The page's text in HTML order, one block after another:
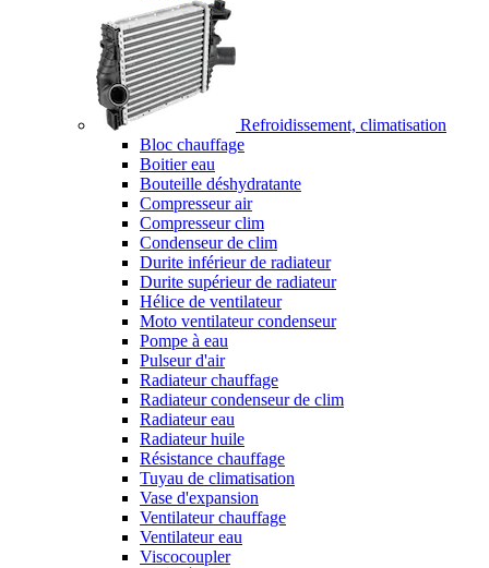
Refroidissement, climatisation
Bloc chauffage
Boitier eau
Bouteille déshydratante
Compresseur air
Compresseur clim
Condenseur de clim
Durite inférieur de radiateur
Durite supérieur de radiateur
Hélice de ventilateur
Moto ventilateur condenseur
Pompe à eau
Pulseur d'air
Radiateur chauffage
Radiateur condenseur de clim
Radiateur eau
Radiateur huile
Résistance chauffage
Tuyau de climatisation
Vase d'expansion
Ventilateur chauffage
Ventilateur eau
Viscocoupler